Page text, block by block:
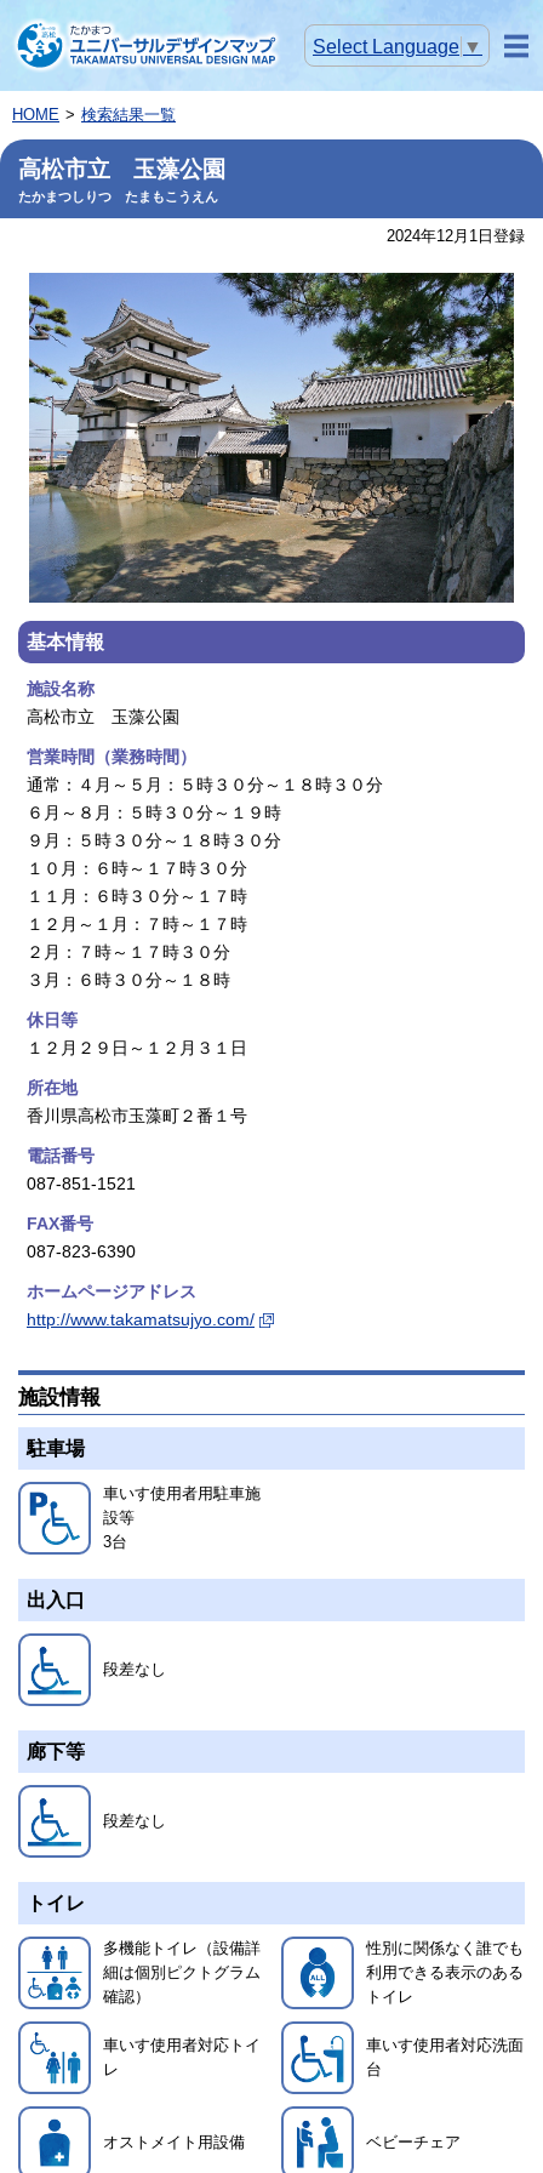
Select Language ▼
HOME 検索結果一覧
高松市立 玉藻公園
たかまつしりつ たまもこうえん
2024年12月1日登録
基本情報
施設名称
高松市立 玉藻公園
営業時間（業務時間）
通常：４月～５月：５時３０分～１８時３０分
６月～８月：５時３０分～１９時
９月：５時３０分～１８時３０分
１０月：６時～１７時３０分
１１月：６時３０分～１７時
１２月～１月：７時～１７時
２月：７時～１７時３０分
３月：６時３０分～１８時
休日等
１２月２９日～１２月３１日
所在地
香川県高松市玉藻町２番１号
電話番号
087-851-1521
FAX番号
087-823-6390
ホームページアドレス
http://www.takamatsujyo.com/
施設情報
駐車場
車いす使用者用駐車施
設等
3台
出入口
段差なし
廊下等
段差なし
トイレ
多機能トイレ（設備詳
細は個別ピクトグラム
確認）
性別に関係なく誰でも
利用できる表示のある
トイレ
車いす使用者対応トイ
レ
車いす使用者対応洗面
台
オストメイト用設備 ベビーチェア